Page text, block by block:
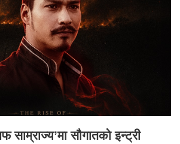
साम्राज्य’मा सौगातको इन्ट्री